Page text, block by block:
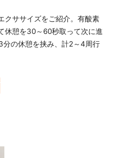
クササイズをご紹介。有酸素
休憩を30～60秒取って次に進
の休憩を挟み、計2～4周行